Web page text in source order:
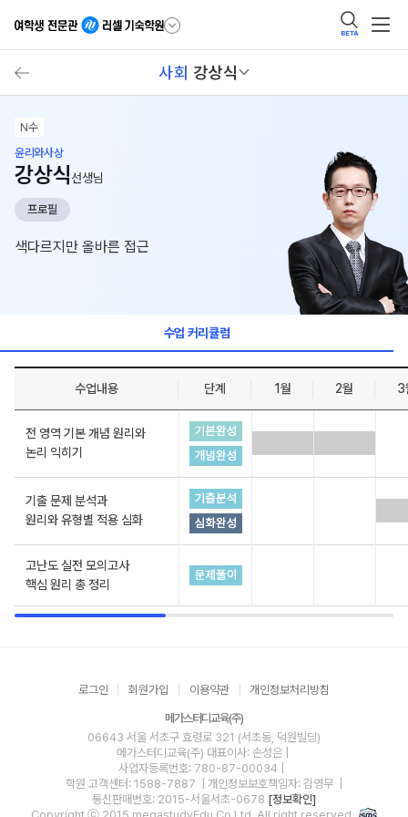
BETA
사회 강상식
N수
윤리와사상
강상식선생님
프로필
색다르지만 올바른 접근
수업 커리큘럼
수업내용 단계 1월 2월 3
전 영역 기본 개념 원리와
논리 익히기
기출 문제 분석과
원리와 유형별 적용 심화
고난도 실전 모의고사
핵심 원리 총 정리
로그인 회원가입 이용약관 개인정보처리방침
메가스터디교육(주)
06643 서울 서초구 효령로 321 (서초동, 덕원빌딩)
메가스터디교육(주) 대표이사: 손성은 |
사업자등록번호: 780-87-00034
학원 고객센터: 1588-7887
| 개인정보보호책임자: 김영무
통신판매번호: 2015-서울서초-0678 [정보확인]